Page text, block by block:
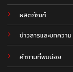
ผลิตภัณฑ์
ข่าวสารและบทความ
.
คำถามที่พบบ่อย